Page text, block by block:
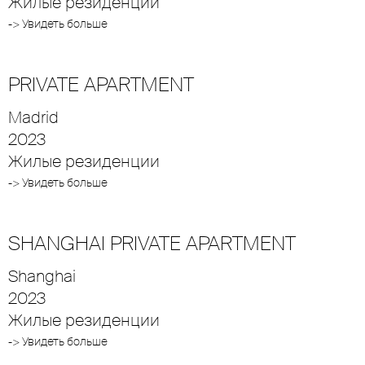
-> Увидеть больше
PRIVATE APARTMENT
Madrid
2023
Жилые резиденции
-> Увидеть больше
SHANGHAI PRIVATE APARTMENT
Shanghai
2023
Жилые резиденции
-> Увидеть больше